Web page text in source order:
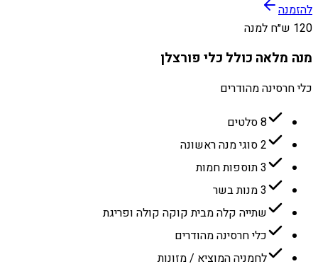
להזמנה
120 ש״ח למנה
מנה מלאה כולל כלי פורצלן
כלי חרסינה מהודרים
8 סלטים
2 סוגי מנה ראשונה
3 תוספות חמות
3 מנות בשר
שתייה קלה מבית קוקה קולה ופריגת
כלי חרסינה מהודרים
לחמניה המוציא / מזונות